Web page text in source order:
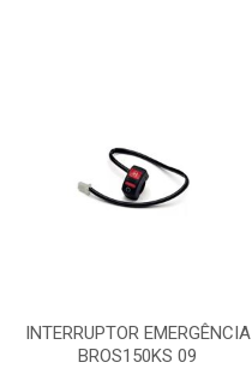
INTERRUPTOR EMERGÊNCIA
BROS150KS 09